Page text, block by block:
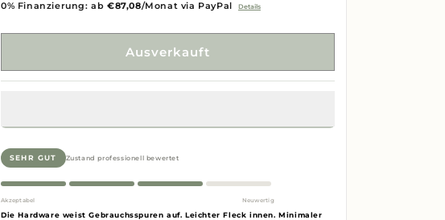
0% Finanzierung: ab €87,08/Monat via PayPal Details
Ausverkauft
SEHR GUT Zustand professionell bewertet
Akzeptabel Neuwertig
Die Hardware weist Gebrauchsspuren auf. Leichter Fleck innen. Minimaler